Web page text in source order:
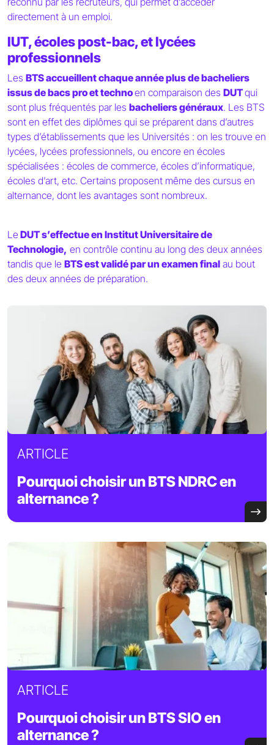
directement à un emploi.
IUT, écoles post-bac, et lycées
professionnels
Les BTS accueillent chaque année plus de bacheliers
issus de bacs pro et technoen comparaison des DUTqui
sont plus fréquentés par les bacheliers généraux. Les BTS
sont en effet des diplômes qui se préparent dans d’autres
types d’établissements que les Universités : on les trouve en
lycées, lycées professionnels, ou encore en écoles
spécialisées : écoles de commerce, écoles d’informatique,
écoles d’art, etc. Certains proposent même des cursus en
alternance, dont les avantages sont nombreux.
LeDUT s’effectue en Institut Universitaire de
Technologie, en contrôle continu au long des deux années
tandis que le BTS est validé par un examen final au bout
des deux années de préparation.
ARTICLE
Pourquoi choisir un BTS NDRC en
alternance ?
ARTICLE
Pourquoi choisir un BTS SIO en
alternance ?